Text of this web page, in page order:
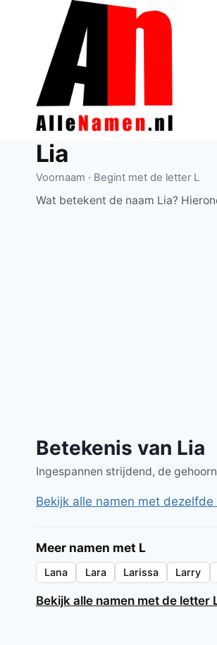
Lia
Voornaam · Begint met de letter L
Wat betekent de naam Lia?
Betekenis van Lia
Ingespannen strijdend, de
Bekijk alle namen met
Meer namen met L
Lana Lara Larissa Larry
Bekijk alle namen met de letter